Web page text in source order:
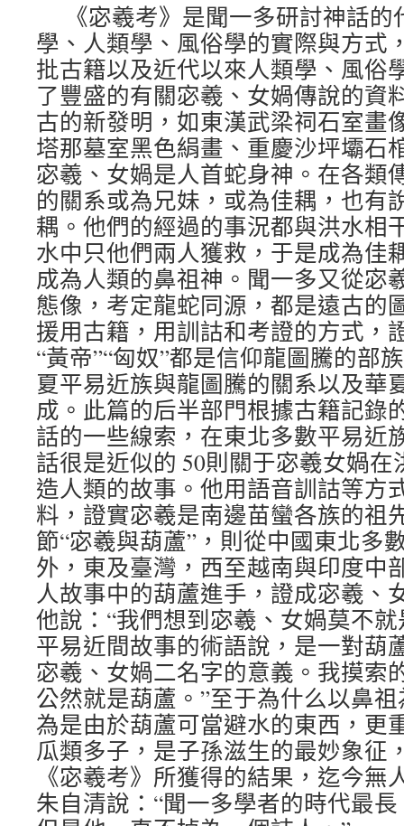
《宓羲考》是聞一多研討神話
學、人類學、風俗學的實際與方式
批古籍以及近代以來人類學、風俗
了豐盛的有關宓羲、女媧傳說的資
古的新發明，如東漢武梁祠石室畫
塔那墓室黑色絹畫、重慶沙坪壩石
宓羲、女媧是人首蛇身神。在各類
的關系或為兄妹，或為佳耦，也有
耦。他們的經過的事況都與洪水相
水中只他們兩人獲救，于是成為佳
成為人類的鼻祖神。聞一多又從宓
態像，考定龍蛇同源，都是遠古的
援用古籍，用訓詁和考證的方式，
“黃帝”“匈奴”都是信仰龍圖騰的部
夏平易近族與龍圖騰的關系以及華
成。此篇的后半部門根據古籍記錄
話的一些線索，在東北多數平易近
話很是近似的 50則關于宓羲女媧
造人類的故事。他用語音訓詁等方
料，證實宓羲是南邊苗蠻各族的祖
節“宓羲與葫蘆”，則從中國東北多
外，東及臺灣，西至越南與印度中
人故事中的葫蘆進手，證成宓羲、
他說：“我們想到宓羲、女媧莫不
平易近間故事的術語說，是一對葫
宓羲、女媧二名字的意義。我摸索
公然就是葫蘆。”至于為什么以鼻
為是由於葫蘆可當避水的東西，更
瓜類多子，是子孫滋生的最妙象征
《宓羲考》所獲得的結果，迄今無
朱自清說：“聞一多學者的時代最